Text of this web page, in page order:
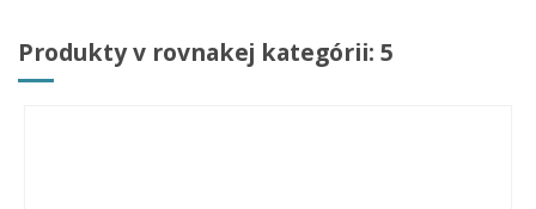
Produkty v rovnakej kategórii: 5